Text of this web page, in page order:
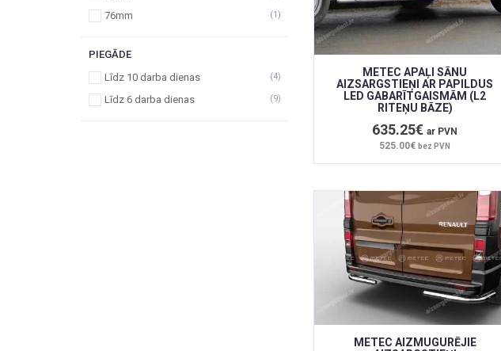
76mm (1)
PIEGĀDE
Līdz 10 darba dienas
(4)
Līdz 6 darba dienas (9)
METEC APAĻI SĀNU
AIZSARGSTIEŅI AR PAPILDUS
LED GABARĪTGAISMĀM (L2
RITEŅU BĀZE)
635.25€ar PVN
525.00€bez PVN
METEC AIZMUGURĒJIE